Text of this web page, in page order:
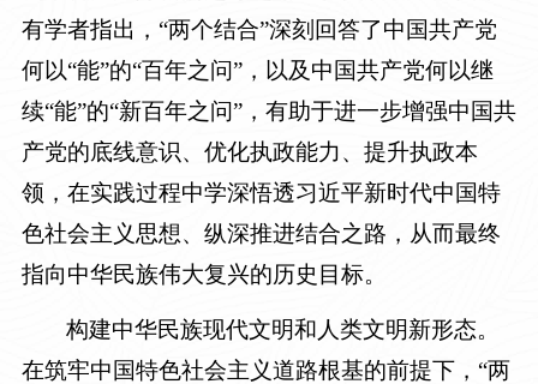
有学者指出，“两个结合”深刻回答了中国共产党
何以“能”的“百年之问”，以及中国共产党何以继
续“能”的“新百年之问”，有助于进一步增强中国共
产党的底线意识、优化执政能力、提升执政本
领，在实践过程中学深悟透习近平新时代中国特
色社会主义思想、纵深推进结合之路，从而最终
指向中华民族伟大复兴的历史目标。
构建中华民族现代文明和人类文明新形态。
在筑牢中国特色社会主义道路根基的前提下，“两